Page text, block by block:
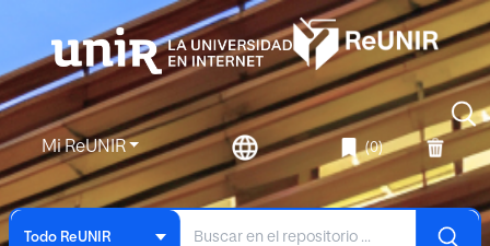
Mi ReUNIR (0)
Todo ReUNIR